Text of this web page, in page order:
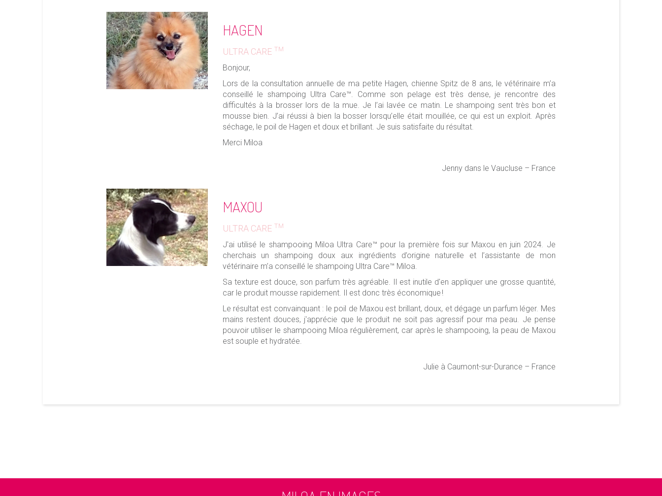
HAGEN
ULTRA CARE TM
Bonjour,
Lors de la consultation annuelle de ma petite Hagen, chienne Spitz de 8 ans, le vétérinaire m’a
conseillé le shampoing Ultra Care™. Comme son pelage est très dense, je rencontre des
difficultés à la brosser lors de la mue. Je l’ai lavée ce matin. Le shampoing sent très bon et
mousse bien. J’ai réussi à bien la bosser lorsqu’elle était mouillée, ce qui est un exploit. Après
séchage, le poil de Hagen et doux et brillant. Je suis satisfaite du résultat.
Merci Miloa
Jenny dans le Vaucluse – France
MAXOU
ULTRA CARE TM
J'ai utilisé le shampooing Miloa Ultra Care™ pour la première fois sur Maxou en juin 2024. Je
cherchais un shampoing doux aux ingrédients d’origine naturelle et l’assistante de mon
vétérinaire m’a conseillé le shampoing Ultra Care™ Miloa.
Sa texture est douce, son parfum très agréable. Il est inutile d'en appliquer une grosse quantité,
car le produit mousse rapidement. Il est donc très économique !
Le résultat est convainquant : le poil de Maxou est brillant, doux, et dégage un parfum léger. Mes
mains restent douces, j'apprécie que le produit ne soit pas agressif pour ma peau. Je pense
pouvoir utiliser le shampooing Miloa régulièrement, car après le shampooing, la peau de Maxou
est souple et hydratée.
Julie à Caumont-sur-Durance – France